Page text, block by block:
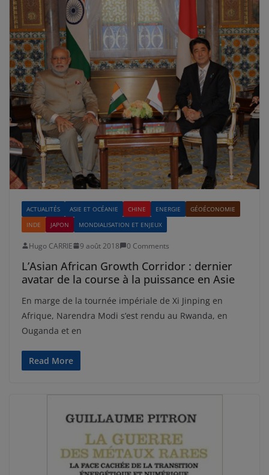
ACTUALITÉS ASIE ET OCÉANIE CHINE ENERGIE
GÉOÉCONOMIE
INDE
JAPON MONDIALISATION ET ENJEUX
Hugo CARRIE 9 août 2018 0 Comments
L’Asian African Growth Corridor : dernier
avatar de la course à la puissance en Asie
En marge de la tournée impériale de Xi Jinping en
Afrique, Narendra Modi s’est rendu au Rwanda, en
Ouganda et en
Read More